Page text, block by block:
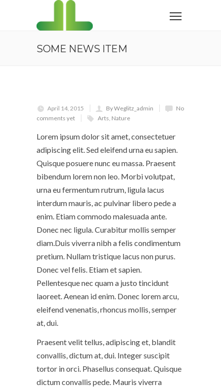
SOME NEWS ITEM
April 14, 2015 By Weglitz_admin
No
comments yet
Arts, Nature
Lorem ipsum dolor sit amet, consectetuer
adipiscing elit. Sed eleifend urna eu sapien.
Quisque posuere nunc eu massa. Praesent
bibendum lorem non leo. Morbi volutpat,
urna eu fermentum rutrum, ligula lacus
interdum mauris, ac pulvinar libero pede a
enim. Etiam commodo malesuada ante.
Donec nec ligula. Curabitur mollis semper
diam.Duis viverra nibh a felis condimentum
pretium. Nullam tristique lacus non purus.
Donec vel felis. Etiam et sapien.
Pellentesque nec quam a justo tincidunt
laoreet. Aenean id enim. Donec lorem arcu,
eleifend venenatis, rhoncus mollis, semper
at, dui.
Praesent velit tellus, adipiscing et, blandit
convallis, dictum at, dui. Integer suscipit
tortor in orci. Phasellus consequat. Quisque
dictum convallis pede. Mauris viverra